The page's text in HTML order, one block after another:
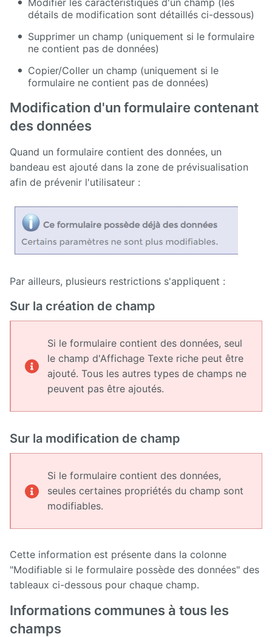
détails de modification sont détaillés ci-dessous)
Supprimer un champ (uniquement si le formulaire
ne contient pas de données)
Copier/Coller un champ (uniquement si le
formulaire ne contient pas de données)
Modification d'un formulaire contenant
des données
Quand un formulaire contient des données, un
bandeau est ajouté dans la zone de prévisualisation
afin de prévenir l'utilisateur :
Par ailleurs, plusieurs restrictions s'appliquent :
Sur la création de champ
Si le formulaire contient des données, seul
le champ d'Affichage Texte riche peut être
ajouté. Tous les autres types de champs ne
peuvent pas être ajoutés.
Sur la modification de champ
Si le formulaire contient des données,
seules certaines propriétés du champ sont
modifiables.
Cette information est présente dans la colonne
"Modifiable si le formulaire possède des données" des
tableaux ci-dessous pour chaque champ.
Informations communes à tous les
champs